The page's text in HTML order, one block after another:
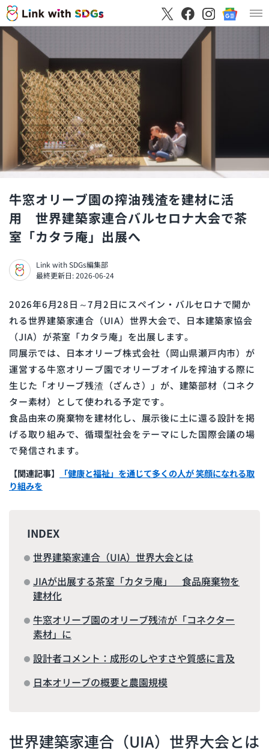
牛窓オリーブ園の搾油残渣を建材に活
用 世界建築家連合バルセロナ大会で茶
室「カタラ庵」出展へ
Link with SDGs編集部
最終更新日: 2026-06-24
2026年6月28日～7月2日にスペイン・バルセロナで開か
れる世界建築家連合（UIA）世界大会で、日本建築家協会
（JIA）が茶室「カタラ庵」を出展します。
同展示では、日本オリーブ株式会社（岡山県瀬戸内市）が
運営する牛窓オリーブ園でオリーブオイルを搾油する際に
生じた「オリーブ残渣（ざんさ）」が、建築部材（コネク
ター素材）として使われる予定です。
食品由来の廃棄物を建材化し、展示後に土に還る設計を掲
げる取り組みで、循環型社会をテーマにした国際会議の場
で発信されます。
【関連記事】
「健康と福祉」を通じて多くの人が 笑顔になれる取
り組みを
INDEX
世界建築家連合（UIA）世界大会とは
JIAが出展する茶室「カタラ庵」 食品廃棄物を
建材化
牛窓オリーブ園のオリーブ残渣が「コネクター
素材」に
設計者コメント：成形のしやすさや質感に言及
日本オリーブの概要と農園規模
世界建築家連合（UIA）世界大会とは